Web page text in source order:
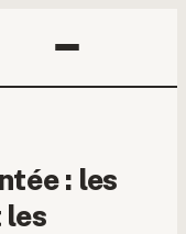
: les
les